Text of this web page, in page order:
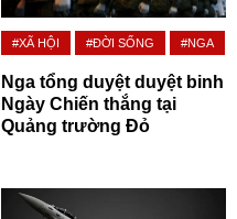
#XÃ HỘI #ĐỜI SỐNG #NGA
Nga tổng duyệt duyệt binh
Ngày Chiến thắng tại
Quảng trường Đỏ